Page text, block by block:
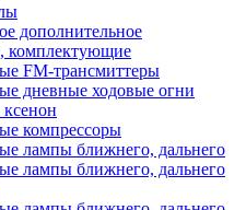
дополнительное
комплектующие
FM-трансмиттеры
дневные ходовые огни
компрессоры
лампы ближнего, дальнего
лампы ближнего, дальнего